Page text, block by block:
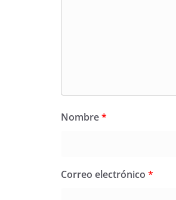
Nombre*
Correo electrónico *